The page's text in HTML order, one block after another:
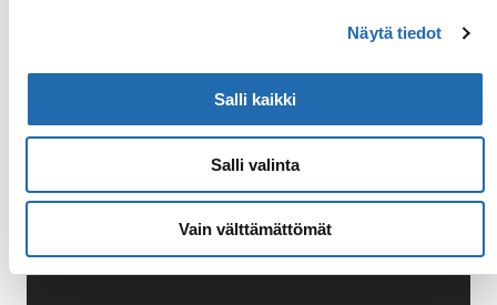
Näytä tiedot
Salli kaikki
Salli valinta
Vain välttämättömät